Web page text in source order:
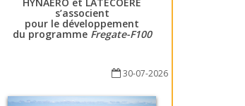
HYNAERO et LATECOERE
s’associent
pour le développement
du programme Fregate-F100
30-07-2026